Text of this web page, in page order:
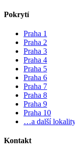
Pokrytí
Praha 1
Praha 2
Praha 3
Praha 4
Praha 5
Praha 6
Praha 7
Praha 8
Praha 9
Praha 10
…a další
Kontakt